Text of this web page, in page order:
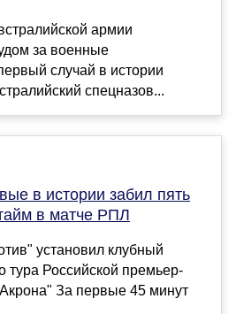
армии
за военные
случай в истории
спецназов...
в истории забил пять
в матче РПЛ
установил клубный
тура Российской премьер-
За первые 45 минут